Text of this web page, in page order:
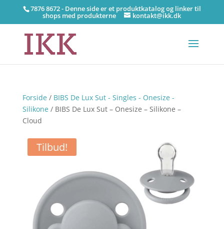
7876 8672 - Denne side er et produktkatalog og linker til
shops med produkterne kontakt@ikk.dk
Forside/ BIBS De Lux Sut - Singles - Onesize -
Silikone/ BIBS De Lux Sut – Onesize – Silikone –
Cloud
Tilbud!